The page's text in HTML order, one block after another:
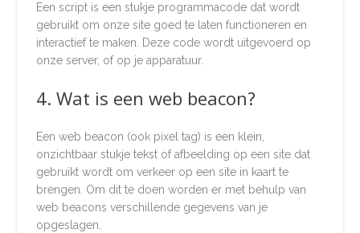
Een script is een stukje programmacode dat wordt
gebruikt om onze site goed te laten functioneren en
interactief te maken. Deze code wordt uitgevoerd op
onze server, of op je apparatuur.
4. Wat is een web beacon?
Een web beacon (ook pixel tag) is een klein,
onzichtbaar stukje tekst of afbeelding op een site dat
gebruikt wordt om verkeer op een site in kaart te
brengen. Om dit te doen worden er met behulp van
web beacons verschillende gegevens van je
opgeslagen.